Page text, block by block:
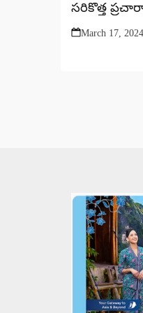
సరికొత్త
March 17, 2024